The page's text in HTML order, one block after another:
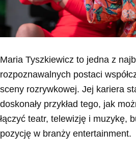
Maria Tyszkiewicz to jedna z
rozpoznawalnych postaci
sceny rozrywkowej. Jej kariera
doskonały przykład tego, jak
łączyć teatr, telewizję i muzykę,
pozycję w branży entertainment.